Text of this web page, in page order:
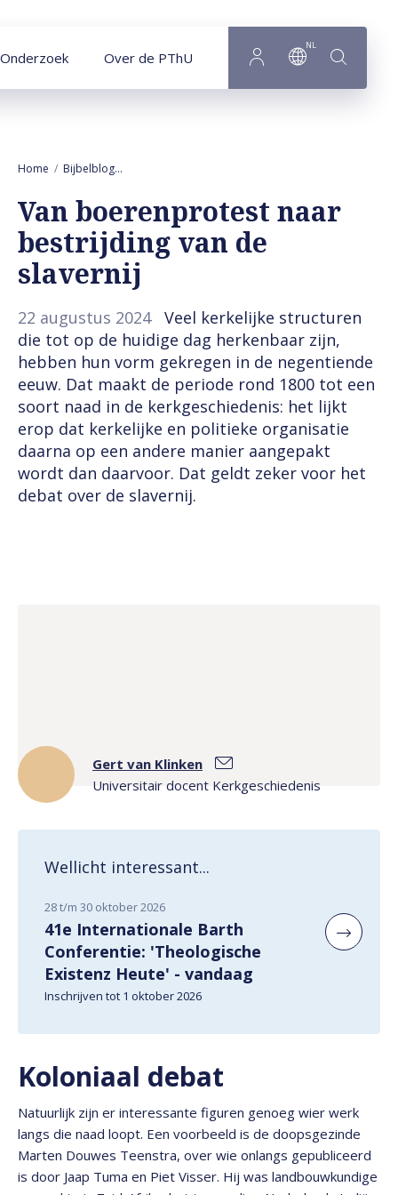
Onderzoek Over de PThU
NL
Home Bijbelblog
Van boerenprotest naar
bestrijding van de
slavernij
22 augustus 2024
Veel kerkelijke structuren
die tot op de huidige dag herkenbaar zijn,
hebben hun vorm gekregen in de negentiende
eeuw. Dat maakt de periode rond 1800 tot een
soort naad in de kerkgeschiedenis: het lijkt
erop dat kerkelijke en politieke organisatie
daarna op een andere manier aangepakt
wordt dan daarvoor. Dat geldt zeker voor het
debat over de slavernij.
Gert van Klinken
Universitair docent Kerkgeschiedenis
Wellicht interessant...
28 t/m 30 oktober 2026
41e Internationale Barth
Conferentie: 'Theologische
Existenz Heute' - vandaag
Inschrijven tot 1 oktober 2026
Koloniaal debat
Natuurlijk zijn er interessante figuren genoeg wier werk
langs die naad loopt. Een voorbeeld is de doopsgezinde
Marten Douwes Teenstra, over wie onlangs gepubliceerd
is door Jaap Tuma en Piet Visser. Hij was landbouwkundige